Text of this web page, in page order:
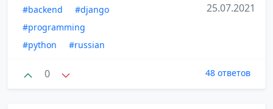
#backend
#django
#programming
#python
#russian
25.07.2021
0 48 ответов